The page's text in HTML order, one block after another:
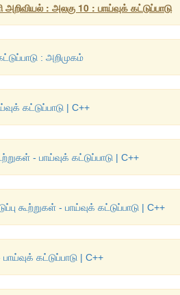
: அலகு 10 : பாய்வுக் கட்டுப்பாடு
: அறிமுகம்
கட்டுப்பாடு | C++
- பாய்வுக் கட்டுப்பாடு | C++
கூற்றுகள் - பாய்வுக் கட்டுப்பாடு | C++
கட்டுப்பாடு | C++